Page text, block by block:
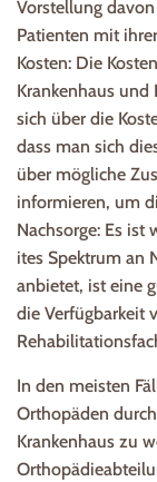
Vorstellung
Patienten mit
Kosten: Die
Krankenhaus und
sich über die
dass man sich
über mögliche
informieren, um
Nachsorge: Es ist
ites Spektrum an
anbietet, ist eine
die Verfügbarkeit
In den meisten
Orthopäden
Krankenhaus zu